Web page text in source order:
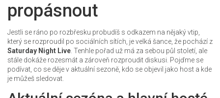
i
propásnout
Jestli se ráno po rozbřesku probudíš s odkazem na nějaký vtip,
který se rozproudil po sociálních sítích, je velká šance, že pochází z
Saturday Night Live . Tenhle pořad už má za sebou půl století, ale
stále dokáže rozesmát a zároveň rozproudit diskusi. Pojďme se
podívat, co se děje v aktuální sezoně, kdo se objevil jako host a kde
je můžeš sledovat.